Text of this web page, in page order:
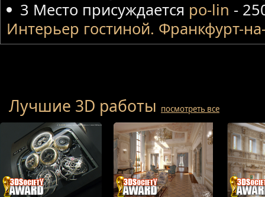
3 Место присуждается po-lin -
Интерьер гостиной. Франкфурт-
Лучшие 3D работы посмотреть все